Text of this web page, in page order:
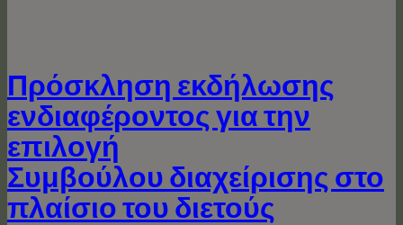
Πρόσκληση εκδήλωσης
ενδιαφέροντος για την
επιλογή
Συμβούλου διαχείρισης στο
πλαίσιο του διετούς